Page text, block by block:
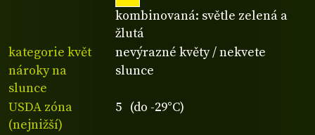
kombinovaná: světle zelená a
žlutá
kategorie květ
nevýrazné květy / nekvete
nároky na
slunce
slunce
USDA zóna
(nejnižší)
5 (do -29°C)